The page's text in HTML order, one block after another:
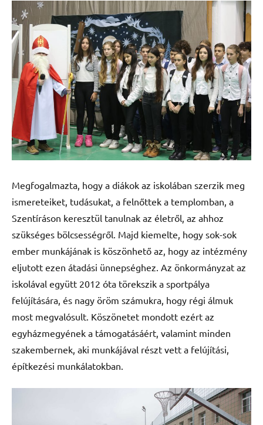
Megfogalmazta, hogy a diákok az iskolában szerzik meg
ismereteiket, tudásukat, a felnőttek a templomban, a
Szentíráson keresztül tanulnak az életről, az ahhoz
szükséges bölcsességről. Majd kiemelte, hogy sok-sok
ember munkájának is köszönhető az, hogy az intézmény
eljutott ezen átadási ünnepséghez. Az önkormányzat az
iskolával együtt 2012 óta törekszik a sportpálya
felújítására, és nagy öröm számukra, hogy régi álmuk
most megvalósult. Köszönetet mondott ezért az
egyházmegyének a támogatásáért, valamint minden
szakembernek, aki munkájával részt vett a felújítási,
építkezési munkálatokban.